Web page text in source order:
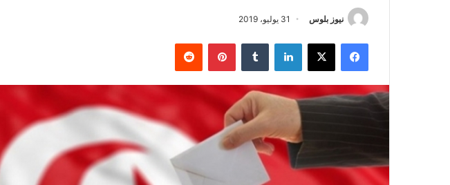
نيوز بلوس 31 يوليو، 2019
فيسبوك X لينكدإن بينتيريست